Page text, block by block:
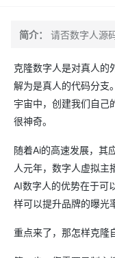
简介： 请否数字人源
克隆数字人是对真人的
解为是真人的代码分支
宇宙中，创建我们自己
很神奇。
随着Ai的高速发展，其
人元年，数字人虚拟主
AI数字人的优势在于可
样可以提升品牌的曝光
重点来了，那怎样克隆